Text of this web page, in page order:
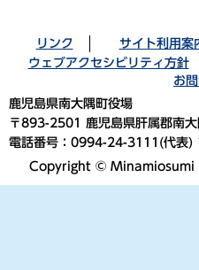
リンク サイト利用案
ウェブアクセシビリティ方針
お
鹿児島県南大隅町役場
〒893-2501 鹿児島県肝属郡南
電話番号：0994-24-3111(代表
Copyright © Minamiosumi